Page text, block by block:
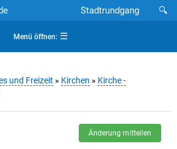
🔍
Stadtrundgang
Menü öffnen:☰
und Freizeit » Kirchen » Kirche -
Änderung mitteilen